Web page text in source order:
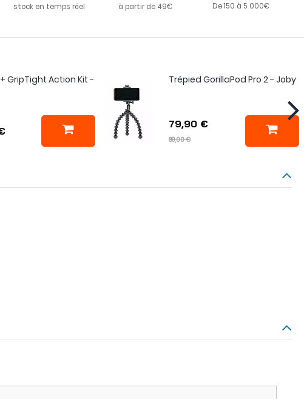
stock en temps réel
à partir de 49€
De 150 à 5 000€
GripTight Action Kit -
Trépied GorillaPod Pro 2 - Joby
79,90 €
89,00 €